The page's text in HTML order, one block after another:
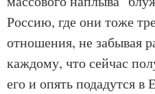
Россию, где они тоже
отношения, не забывая
каждому, что сейчас
его и опять подадутся в